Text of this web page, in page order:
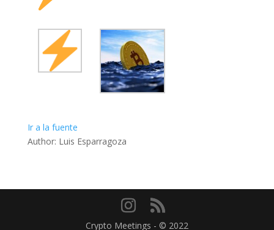
Ir a la fuente
Author: Luis Esparragoza
Crypto Meetings - © 2022